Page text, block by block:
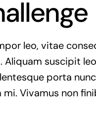
leo, vitae
suscipit
porta
Vivamus non